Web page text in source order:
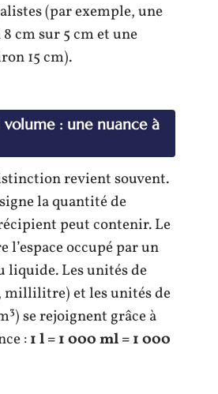
(par exemple, une
8 cm sur 5 cm et une
15 cm).
: une nuance à
revient souvent.
la quantité de
peut contenir. Le
l’espace occupé par un
liquide. Les unités de
millilitre) et les unités de
se rejoignent grâce à
:1 l = 1 000 ml = 1 000